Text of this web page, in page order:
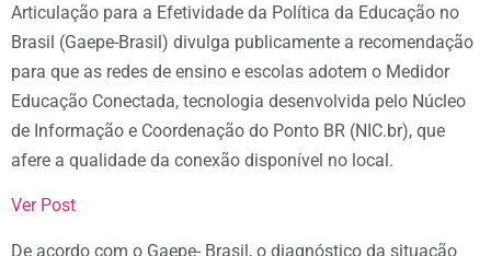
Articulação para a Efetividade da Política da Educação no
Brasil (Gaepe-Brasil) divulga publicamente a recomendação
para que as redes de ensino e escolas adotem o Medidor
Educação Conectada, tecnologia desenvolvida pelo Núcleo
de Informação e Coordenação do Ponto BR (NIC.br), que
afere a qualidade da conexão disponível no local.
Ver Post
De acordo com o Gaepe- Brasil, o diagnóstico da situação